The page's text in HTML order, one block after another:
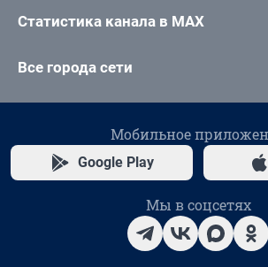
Статистика канала в MAX
Все города сети
Мобильное
Google Play
Мы в соцсетях